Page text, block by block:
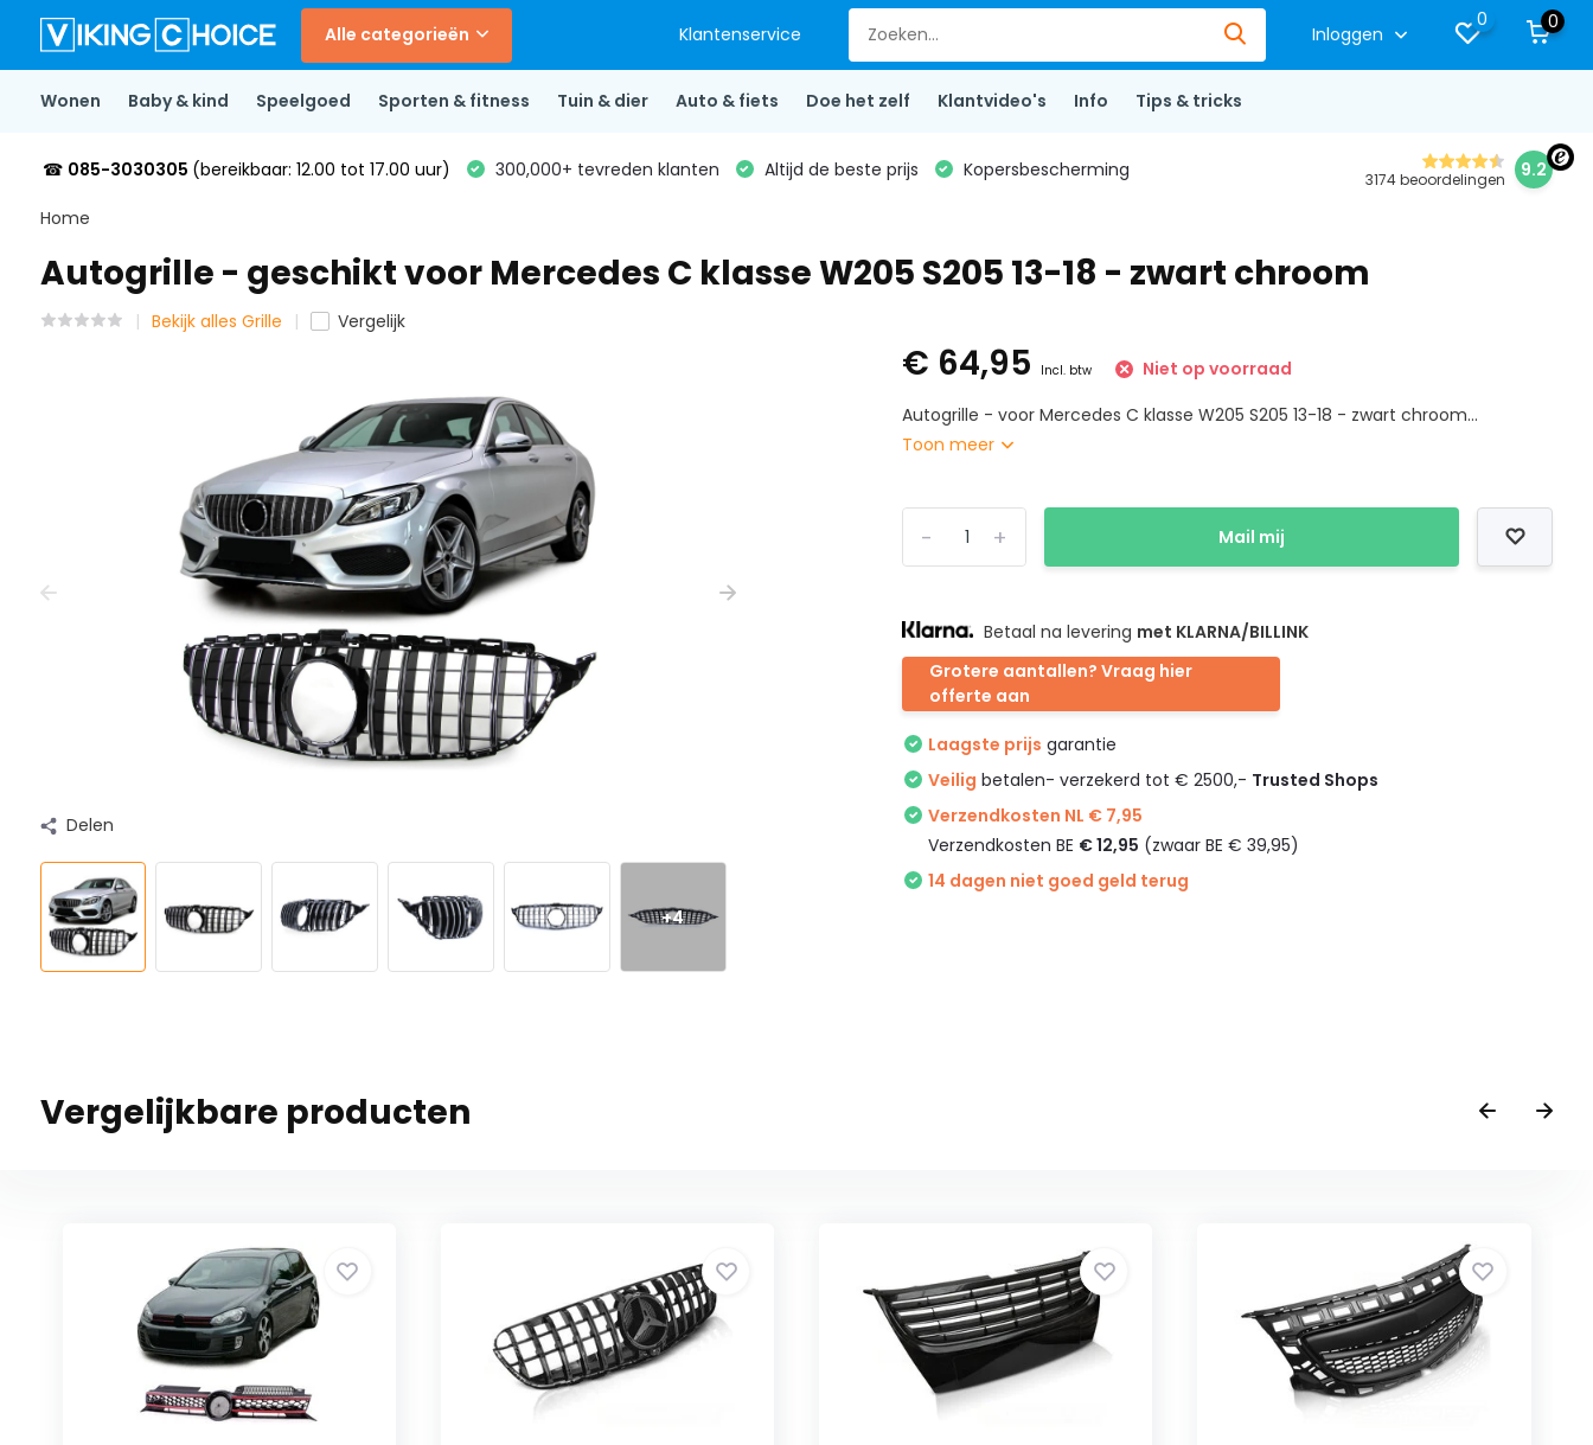
Alle categorieën Klantenservice Inloggen
0 0
Wonen Baby & kind Speelgoed Sporten & fitness Tuin & dier Auto & fiets Doe het zelf Klantvideo's Info Tips & tricks
☎ 085-3030305 (bereikbaar: 12.00 tot 17.00 uur) 300,000+ tevreden klanten Altijd de beste prijs Kopersbescherming 3174 beoordelingen 9.2
Home
Autogrille - geschikt voor Mercedes C klasse W205 S205 13-18 - zwart chroom
Bekijk alles Grille Vergelijk
Delen
+4
€ 64,95 Incl. btw
Niet op voorraad
Autogrille - voor Mercedes C klasse W205 S205 13-18 - zwart chroom...
Toon meer
+
- Mail mij
Betaal na levering met KLARNA/BILLINK
Grotere aantallen? Vraag hier
offerte aan
Laagste prijs garantie
Veilig betalen- verzekerd tot € 2500,- Trusted Shops
Verzendkosten NL € 7,95
Verzendkosten BE € 12,95 (zwaar BE € 39,95)
14 dagen niet goed geld terug
Vergelijkbare producten